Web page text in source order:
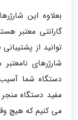
بعلاوه این
گارانتی معتبر
توانید از
شارژرهای
دستگاه شما
مفید دستگاه
می کنیم که هیچ